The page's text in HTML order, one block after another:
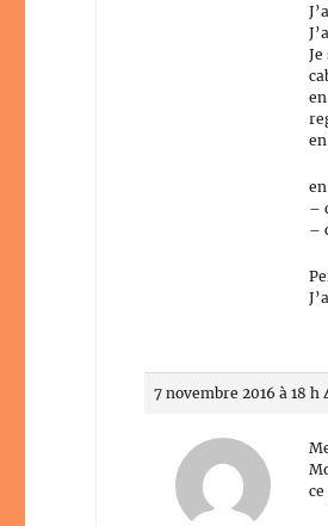
–
–
7 novembre 2016 à 18 h